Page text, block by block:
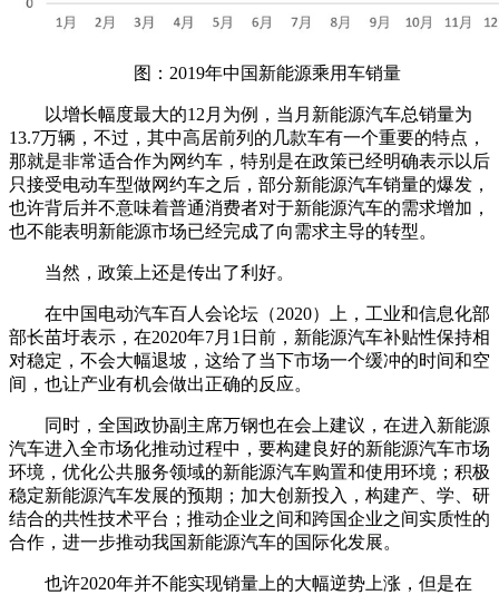
图：2019年中国新能源乘用车销量
以增长幅度最大的12月为例，当月新能源汽车总销量为
13.7万辆，不过，其中高居前列的几款车有一个重要的特点，
那就是非常适合作为网约车，特别是在政策已经明确表示以后
只接受电动车型做网约车之后，部分新能源汽车销量的爆发，
也许背后并不意味着普通消费者对于新能源汽车的需求增加，
也不能表明新能源市场已经完成了向需求主导的转型。
当然，政策上还是传出了利好。
在中国电动汽车百人会论坛（2020）上，工业和信息化部
部长苗圩表示，在2020年7月1日前，新能源汽车补贴性保持相
对稳定，不会大幅退坡，这给了当下市场一个缓冲的时间和空
间，也让产业有机会做出正确的反应。
同时，全国政协副主席万钢也在会上建议，在进入新能源
汽车进入全市场化推动过程中，要构建良好的新能源汽车市场
环境，优化公共服务领域的新能源汽车购置和使用环境；积极
稳定新能源汽车发展的预期；加大创新投入，构建产、学、研
结合的共性技术平台；推动企业之间和跨国企业之间实质性的
合作，进一步推动我国新能源汽车的国际化发展。
也许2020年并不能实现销量上的大幅逆势上涨，但是在